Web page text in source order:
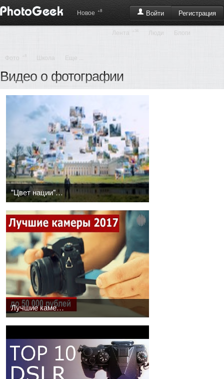
Войти Регистрация
Новое +8
Лента Люди Блоги
Фото Школа Еще ...
Видео о фотографии
"Цвет нации". Фильм Леонида Парфенова с предисловием автора.
Лучшие камеры 2017 года до 50 000 рублей. Обзор